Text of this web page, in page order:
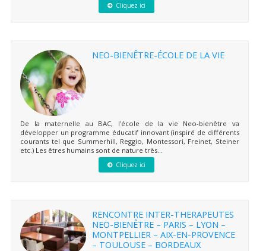
Cliquez ici
NEO-BIENÊTRE-ÉCOLE DE LA VIE
De la maternelle au BAC, l'école de la vie Neo-bienêtre va
développer un programme éducatif innovant (inspiré de différents
courants tel que Summerhill, Reggio, Montessori, Freinet, Steiner
etc.) Les êtres humains sont de nature très...
Cliquez ici
RENCONTRE INTER-THERAPEUTES
NEO-BIENÊTRE – PARIS – LYON –
MONTPELLIER – AIX-EN-PROVENCE
– TOULOUSE – BORDEAUX